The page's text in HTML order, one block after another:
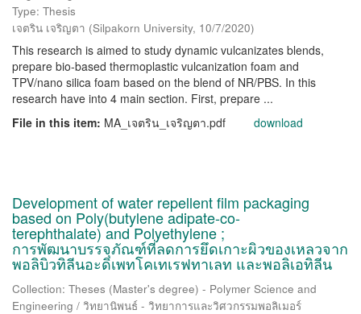
Type: Thesis
เจตริน เจริญตา (Silpakorn University, 10/7/2020)
This research is aimed to study dynamic vulcanizates blends,
prepare bio-based thermoplastic vulcanization foam and
TPV/nano silica foam based on the blend of NR/PBS. In this
research have into 4 main section. First, prepare ...
File in this item: MA_เจตริน_เจริญตา.pdf download
Development of water repellent film packaging
based on Poly(butylene adipate-co-
terephthalate) and Polyethylene ;
การพัฒนาบรรจุภัณฑ์ที่ลดการยึดเกาะผิวของเหลวจาก
พอลิบิวทิลีนอะดิเพทโคเทเรฟทาเลท และพอลิเอทิลีน
Collection: Theses (Master's degree) - Polymer Science and
Engineering / วิทยานิพนธ์ - วิทยาการและวิศวกรรมพอลิเมอร์